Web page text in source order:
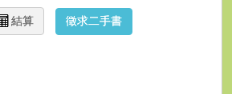
結算 徵求二手書